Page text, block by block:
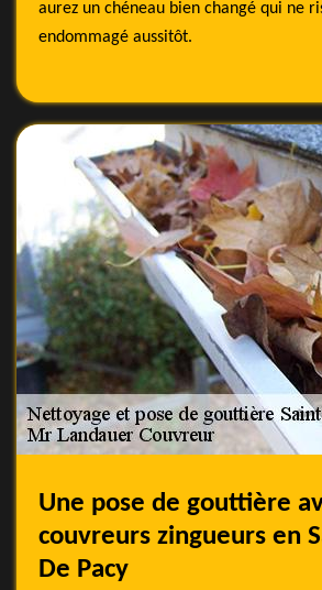
aurez un chéneau bien changé qui ne
endommagé aussitôt.
Une pose de gouttière
couvreurs zingueurs en
De Pacy